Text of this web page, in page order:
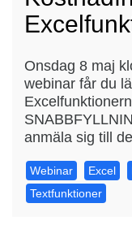
Onsdag 8 maj
webinar får du
anmäla sig till
Webinar Excel
Textfunktioner